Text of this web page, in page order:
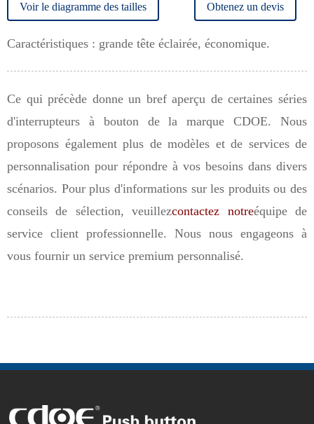
Voir le diagramme des tailles Obtenez un devis
Caractéristiques : grande tête éclairée, économique.
Ce qui précède donne un bref aperçu de certaines séries
d'interrupteurs à bouton de la marque CDOE. Nous
proposons également plus de modèles et de services de
personnalisation pour répondre à vos besoins dans divers
scénarios. Pour plus d'informations sur les produits ou des
conseils de sélection, veuillezcontactez notreéquipe de
service client professionnelle. Nous nous engageons à
vous fournir un service premium personnalisé.